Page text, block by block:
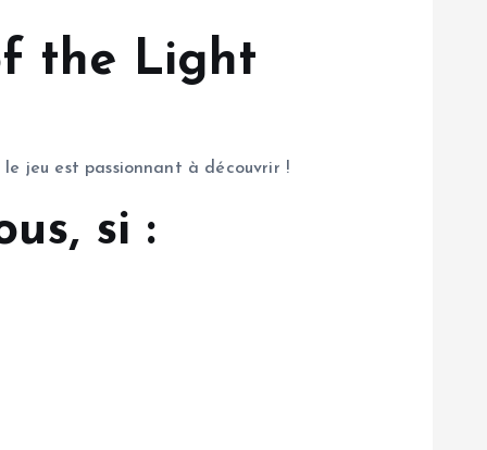
the Light
jeu est passionnant à découvrir !
si :